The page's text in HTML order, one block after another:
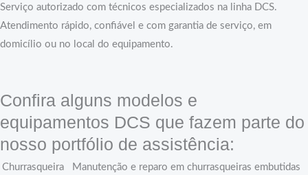
Serviço autorizado com técnicos especializados na linha DCS.
Atendimento rápido, confiável e com garantia de serviço, em
domicílio ou no local do equipamento.
Confira alguns modelos e
equipamentos DCS que fazem parte do
nosso portfólio de assistência:
Churrasqueira
Manutenção e reparo em churrasqueiras embutidas